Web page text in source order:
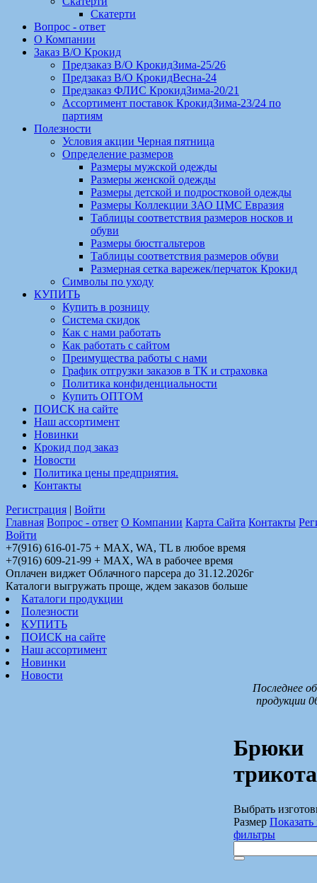
Скатерти
Вопрос - ответ
О Компании
Заказ В/О Крокид
Предзаказ В/О КрокидЗима-25/26
Предзаказ В/О КрокидВесна-24
Предзаказ ФЛИС КрокидЗима-20/21
Ассортимент поставок КрокидЗима-23/24 по
партиям
Полезности
Условия акции Черная пятница
Определение размеров
Размеры мужской одежды
Размеры женской одежды
Размеры детской и подростковой одежды
Размеры Коллекции ЗАО ЦМС Евразия
Таблицы соответствия размеров носков и
обуви
Размеры бюстгальтеров
Таблицы соответствия размеров обуви
Размерная сетка варежек/перчаток Крокид
Символы по уходу
КУПИТЬ
Купить в розницу
Система скидок
Как с нами работать
Как работать с сайтом
Преимущества работы с нами
График отгрузки заказов в ТК и страховка
Политика конфиденциальности
Купить ОПТОМ
ПОИСК на сайте
Наш ассортимент
Новинки
Крокид под заказ
Новости
Политика цены предприятия.
Контакты
Регистрация | Войти
Главная Вопрос - ответ О Компании Карта Сайта Контакты
Войти
+7(916) 616-01-75 + MAX, WA, TL в любое время
+7(916) 609-21-99 + MAX, WA в рабочее время
Оплачен виджет Облачного парсера до 31.12.2026г
Каталоги выгружать проще, ждем заказов больше
Каталоги продукции
Полезности
КУПИТЬ
ПОИСК на сайте
Наш ассортимент
Новинки
Новости
Последнее
продукции
Брюки
Выбрать
Размер Показать
фильтры